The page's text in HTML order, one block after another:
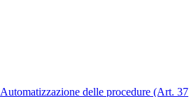
Automatizzazione delle procedure (Art. 37